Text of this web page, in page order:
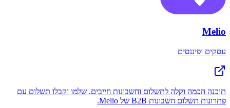
Melio
עסקים ופיננסים
תוכנה חכמה וקלה לתשלום וחשבונות חייבים. שלמו וקבלו תשלום עם
פתרונות תשלום חשבונות B2B של Melio.